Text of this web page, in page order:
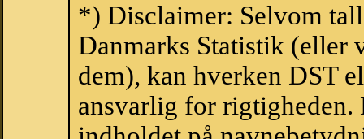
*) Disclaimer: Selvom
Danmarks Statistik (eller
dem), kan hverken DST
ansvarlig for